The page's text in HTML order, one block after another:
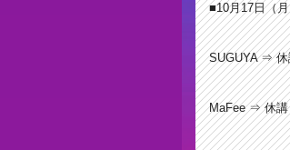
■10月17日（
SUGUYA ⇒ 休
MaFee ⇒ 休講